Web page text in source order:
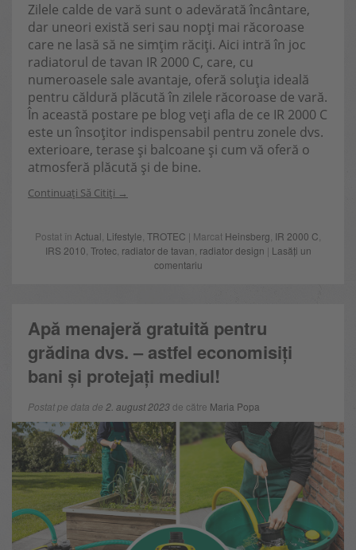
Zilele calde de vară sunt o adevărată încântare,
dar uneori există seri sau nopți mai răcoroase
care ne lasă să ne simțim răciți. Aici intră în joc
radiatorul de tavan IR 2000 C, care, cu
numeroasele sale avantaje, oferă soluția ideală
pentru căldură plăcută în zilele răcoroase de vară.
În această postare pe blog veți afla de ce IR 2000 C
este un însoțitor indispensabil pentru zonele dvs.
exterioare, terase și balcoane și cum vă oferă o
atmosferă plăcută și de bine.
Continuați Să Citiți
Postat în Actual Lifestyle TROTEC | Marcat Heinsberg IR 2000 C
IRS 2010 Trotec, radiator de tavan radiator design | Lasăți un
comentariu
Apă menajeră gratuită pentru
grădina dvs. – astfel economisiți
bani și protejați mediul!
Postat pe data de 2. august 2023de către Maria Popa